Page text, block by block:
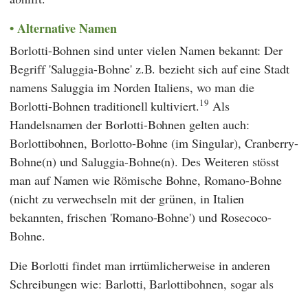
Alternative Namen
Borlotti-Bohnen sind unter vielen Namen bekannt: Der
Begriff 'Saluggia-Bohne' z.B. bezieht sich auf eine Stadt
namens Saluggia im Norden Italiens, wo man die
Borlotti-Bohnen traditionell kultiviert.19 Als
Handelsnamen der Borlotti-Bohnen gelten auch:
Borlottibohnen, Borlotto-Bohne (im Singular), Cranberry-
Bohne(n) und Saluggia-Bohne(n). Des Weiteren stösst
man auf Namen wie Römische Bohne, Romano-Bohne
(nicht zu verwechseln mit der grünen, in Italien
bekannten, frischen 'Romano-Bohne') und Rosecoco-
Bohne.
Die Borlotti findet man irrtümlicherweise in anderen
Schreibungen wie: Barlotti, Barlottibohnen, sogar als